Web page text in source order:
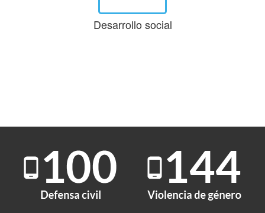
Desarrollo social